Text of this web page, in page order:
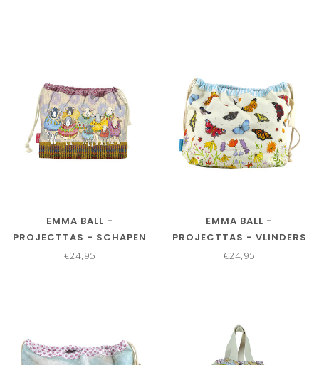
EMMA BALL -
PROJECTTAS - SCHAPEN
MET SWEATERS 40 X 27
€24,95
EMMA BALL -
PROJECTTAS - VLINDERS
40 X 27 CM
€24,95